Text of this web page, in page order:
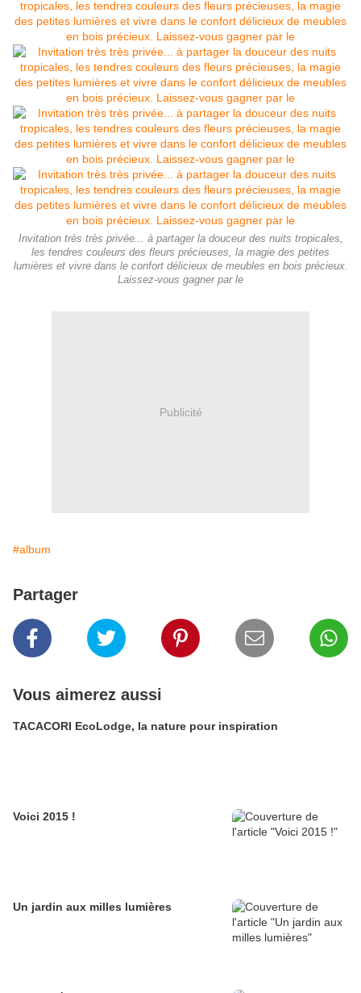
Invitation très très privée... à partager la douceur des nuits tropicales,
les tendres couleurs des fleurs précieuses, la magie des petites
lumières et vivre dans le confort délicieux de meubles en bois précieux.
Laissez-vous gagner par le
Publicité
#album
Partager
Vous aimerez aussi
TACACORI EcoLodge, la nature pour inspiration
Voici 2015 !
Un jardin aux milles lumières